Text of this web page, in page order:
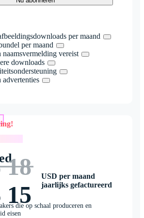
per maand
per maand
naamsvermelding vereist
downloads
advertenties
18
15
USD per maand
jaarlijks gefactureerd
die op schaal produceren en
eisen